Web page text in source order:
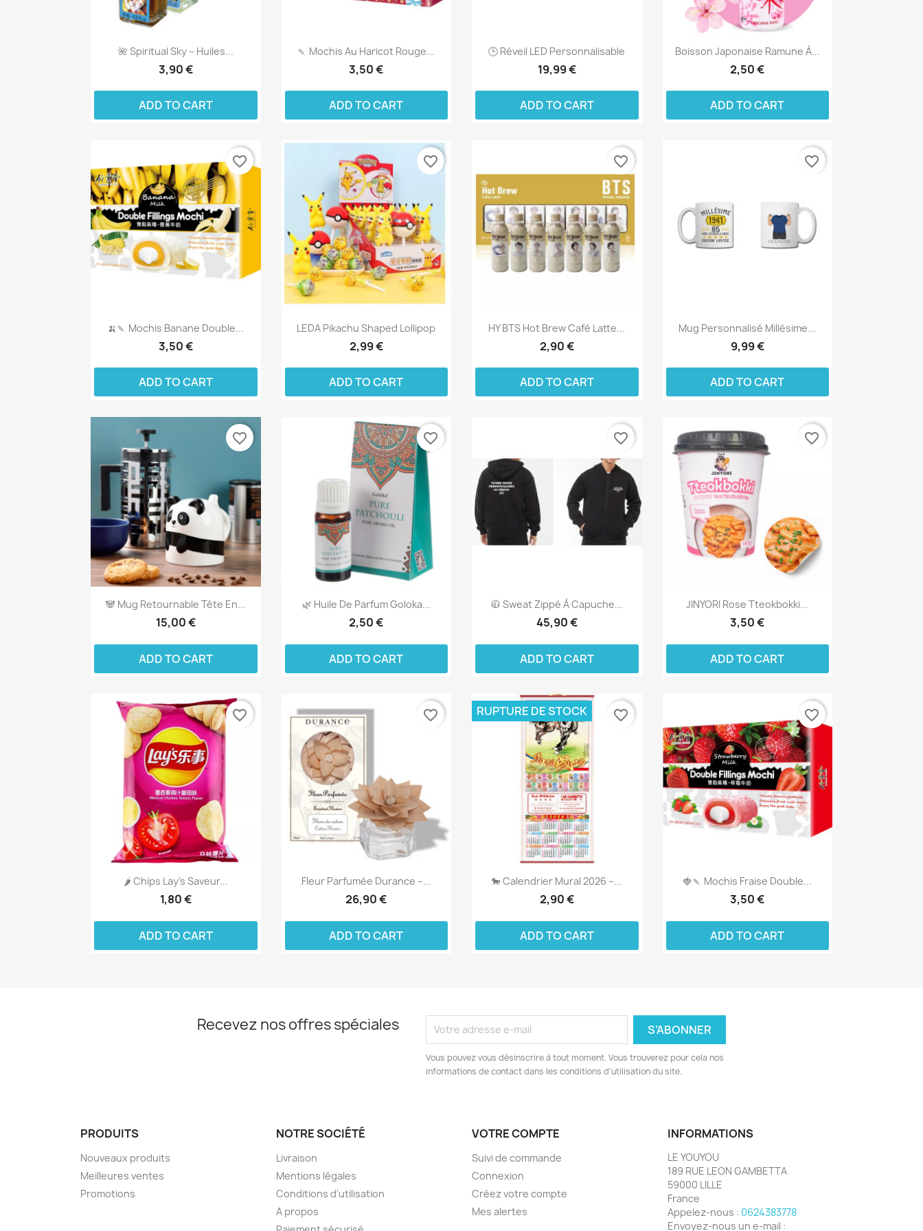
🌺 Spiritual Sky – Huiles...
3,90 €
ADD TO CART
🍡 Mochis Au Haricot Rouge...
3,50 €
ADD TO CART
🕒 Réveil LED Personnalisable
19,99 €
ADD TO CART
Boisson Japonaise Ramune À...
2,50 €
ADD TO CART
🍌🍡 Mochis Banane Double...
3,50 €
ADD TO CART
favorite_border
LEDA Pikachu Shaped Lollipop
2,99 €
ADD TO CART
favorite_border
HY BTS Hot Brew Café Latte...
2,90 €
ADD TO CART
favorite_border
Mug Personnalisé Millésime...
9,99 €
ADD TO CART
favorite_border
🐼 Mug Retournable Tête En...
15,00 €
ADD TO CART
favorite_border
🌿 Huile De Parfum Goloka...
2,50 €
ADD TO CART
favorite_border
🧥 Sweat Zippé À Capuche...
45,90 €
ADD TO CART
favorite_border
JINYORI Rose Tteokbokki...
3,50 €
ADD TO CART
favorite_border
🌶️ Chips Lay’s Saveur...
1,80 €
ADD TO CART
favorite_border
Fleur Parfumée Durance –...
26,90 €
ADD TO CART
favorite_border
🐎 Calendrier Mural 2026 –...
2,90 €
RUPTURE DE STOCK
ADD TO CART
favorite_border
🍓🍡 Mochis Fraise Double...
3,50 €
ADD TO CART
favorite_border
Recevez nos offres spéciales
Vous pouvez vous désinscrire à tout moment. Vous trouverez pour cela nos
informations de contact dans les conditions d'utilisation du site.
PRODUITS
Nouveaux produits
Meilleures ventes
Promotions
NOTRE SOCIÉTÉ
Livraison
Mentions légales
Conditions d'utilisation
A propos
VOTRE COMPTE
Suivi de commande
Connexion
Créez votre compte
Mes alertes
INFORMATIONS
LE YOUYOU
189 RUE LEON GAMBETTA
59000 LILLE
France
Appelez-nous : 0624383778
Envoyez-nous un e-mail :